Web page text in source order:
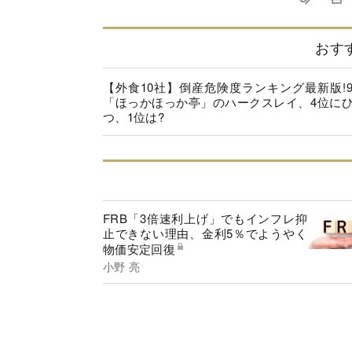
おす
【外食10社】倒産危険度ランキング最新版
「ほっかほっか亭」のハークスレイ、4位に
つ、1位は?
FRB「3倍速利上げ」でもインフレ抑
止できない理由、金利5％でようやく
物価安定回復
小野 亮